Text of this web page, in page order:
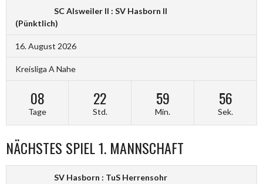
SC Alsweiler II : SV Hasborn II
(Pünktlich)
16. August 2026
Kreisliga A Nahe
08
Tage
22
Std.
59
Min.
55
Sek.
NÄCHSTES SPIEL 1. MANNSCHAFT
SV Hasborn : TuS Herrensohr